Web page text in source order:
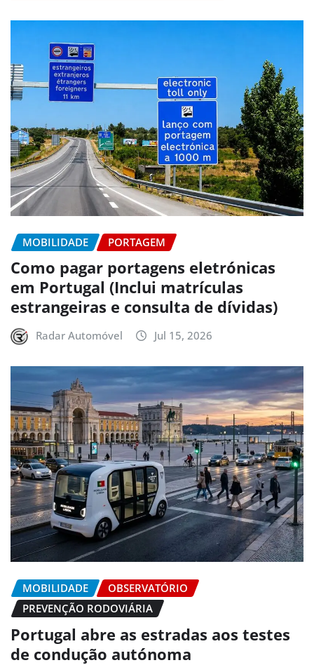
MOBILIDADE PORTAGEM
Como pagar portagens eletrónicas
em Portugal (Inclui matrículas
estrangeiras e consulta de dívidas)
Radar Automóvel Jul 15, 2026
MOBILIDADE
OBSERVATÓRIO
PREVENÇÃO RODOVIÁRIA
Portugal abre as estradas aos testes
de condução autónoma